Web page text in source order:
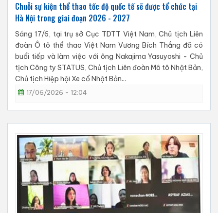
Chuỗi sự kiện thể thao tốc độ quốc tế sẽ được tổ chức tại
Hà Nội trong giai đoạn 2026 - 2027
Sáng 17/6, tại trụ sở Cục TDTT Việt Nam, Chủ tịch Liên
đoàn Ô tô thể thao Việt Nam Vương Bích Thắng đã có
buổi tiếp và làm việc với ông Nakajima Yasuyoshi - Chủ
tịch Công ty STATUS, Chủ tịch Liên đoàn Mô tô Nhật Bản,
Chủ tịch Hiệp hội Xe cổ Nhật Bản...
17/06/2026 - 12:04